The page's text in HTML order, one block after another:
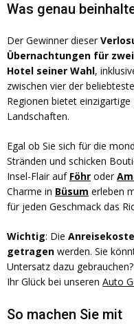
Was genau
Der Gewinner dieser
Übernachtungen für
Hotel seiner Wahl,
zwischen vier der
Regionen bietet
Landschaften.
Egal ob Sie sich für die
Stränden und schicken
Insel-Flair auf Föhr oder
Charme in Büsum erleben
für jeden Geschmack das
Wichtig: Die
getragen werden. Sie
Untersatz dazu
Ihr Glück bei unseren Auto
So machen Sie mit